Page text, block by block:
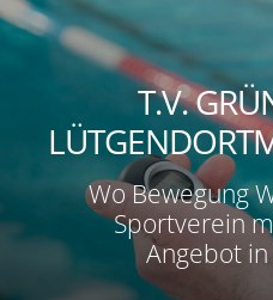
T.V.
Wo Bewegung
Sportverein
Angebot